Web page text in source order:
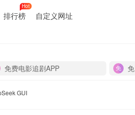
排行榜
Hot
自定义网址
免费电影追剧APP
GUI